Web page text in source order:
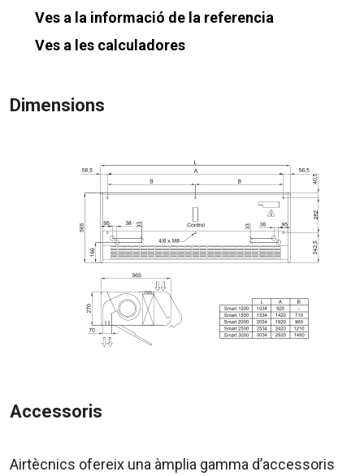
Ves a la informació de la referencia
Ves a les calculadores
Dimensions
Accessoris
Airtècnics ofereix una àmplia gamma d’accessoris